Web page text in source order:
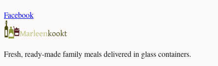
Facebook
Fresh, ready-made family meals delivered in glass containers.